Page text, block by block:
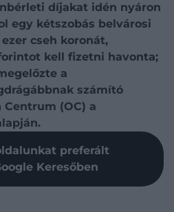
díjakat idén nyáron
egy kétszobás belvárosi
cseh koronát,
kell fizetni havonta;
a
számító
(OC) a
preferált
Keresőben